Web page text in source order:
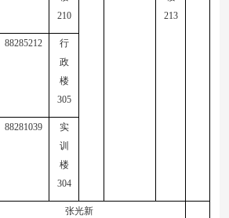
210
213
88285212
行
政
楼
305
88281039
实
训
楼
304
张光新